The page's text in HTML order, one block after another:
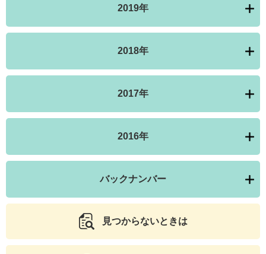
2019年
2018年
2017年
2016年
バックナンバー
見つからないときは